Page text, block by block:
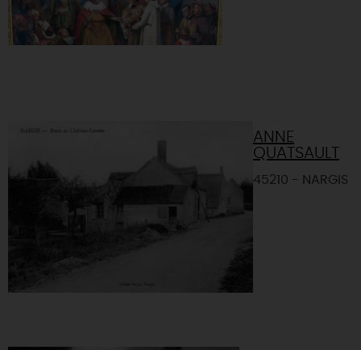
ANNE
QUATSAULT
45210 - NARGIS